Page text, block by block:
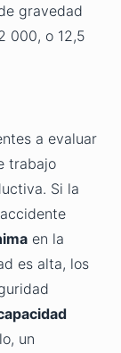
gravedad
000, o 12,5
a evaluar
trabajo
Si la
en la
es alta, los
un